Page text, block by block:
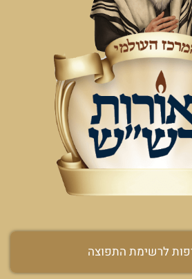
לרשימת התפוצה